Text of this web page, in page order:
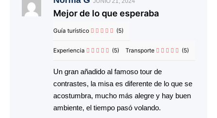
Mejor de lo que esperaba
(5)
Guía turístico
(5)
Experiencia (5)
Transporte
Un gran añadido al famoso tour de
contrastes, la misa es diferente de lo que se
acostumbra, mucho más alegre y hay buen
ambiente, el tiempo pasó volando.